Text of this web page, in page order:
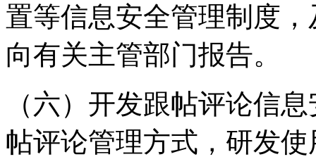
置等信息安全管理制度
向有关主管部门报告。
（六）开发跟帖评论信
帖评论管理方式，研发